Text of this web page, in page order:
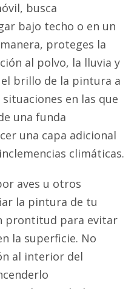
busca
bajo techo o en un
proteges la
al polvo, la lluvia y
brillo de la pintura a
en las que
una funda
una capa adicional
climáticas.
aves u otros
la pintura de tu
prontitud para evitar
la superficie. No
al interior del